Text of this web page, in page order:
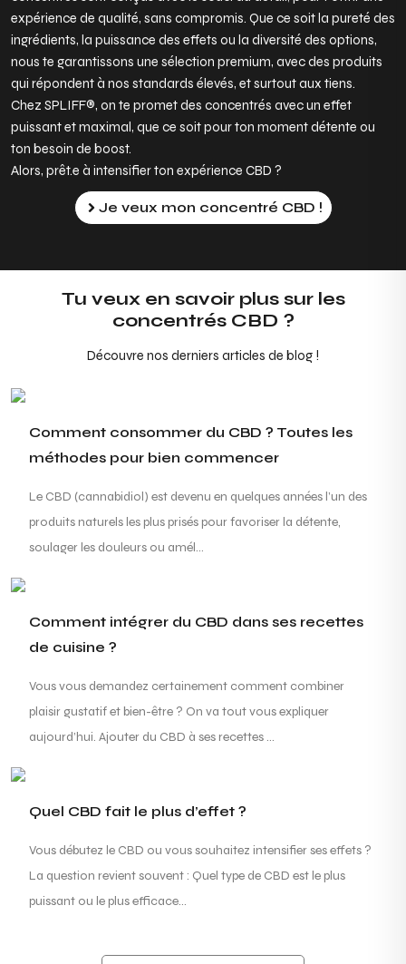
expérience de qualité, sans compromis. Que ce soit la pureté des
ingrédients, la puissance des effets ou la diversité des options,
nous te garantissons une sélection premium, avec des produits
qui répondent à nos standards élevés, et surtout aux tiens.
Chez SPLIFF®, on te promet des concentrés avec un effet
puissant et maximal, que ce soit pour ton moment détente ou
ton besoin de boost.
Alors, prêt.e à intensifier ton expérience CBD ?
Je veux mon concentré CBD !
Tu veux en savoir plus sur les
concentrés CBD ?
Découvre nos derniers articles de blog !
Comment consommer du CBD ? Toutes les
méthodes pour bien commencer
Le CBD (cannabidiol) est devenu en quelques années l’un des
produits naturels les plus prisés pour favoriser la détente,
soulager les douleurs ou amél...
Comment intégrer du CBD dans ses recettes
de cuisine ?
Vous vous demandez certainement comment combiner
plaisir gustatif et bien-être ? On va tout vous expliquer
aujourd’hui. Ajouter du CBD à ses recettes ...
Quel CBD fait le plus d’effet ?
Vous débutez le CBD ou vous souhaitez intensifier ses effets ?
La question revient souvent : Quel type de CBD est le plus
puissant ou le plus efficace...